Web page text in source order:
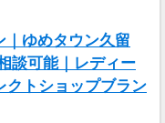
｜ゆめタウン久留
談可能｜レディー
クトショップブラン